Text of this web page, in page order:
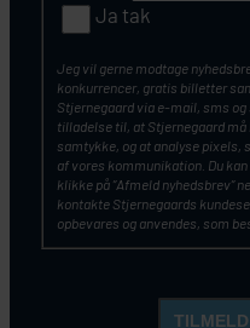
Ja tak
Jeg vil gerne modtage
konkurrencer, gratis billetter
Stjernegaard via e-mail, sms
tilladelse til, at Stjernegaard
samtykke, og at analyse pixels,
af vores kommunikation. Du
klikke på ”Afmeld nyhedsbrev”
kontakte Stjernegaards
opbevares og anvendes, som